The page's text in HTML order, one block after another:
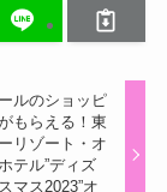
ルのショッピ
もらえる！東
リゾート・オ
テル”ディズ
マス2023”オ